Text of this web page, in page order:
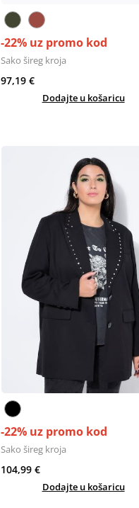
-22% uz promo kod
Sako šireg kroja
97,19 €
Dodajte u košaricu
-22% uz promo kod
Sako šireg kroja
104,99 €
Dodajte u košaricu